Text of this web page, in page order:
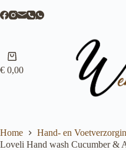
naar
Winkelwagen
€ 0,00
Home Hand- en
Loveli Hand wash Cucumber &